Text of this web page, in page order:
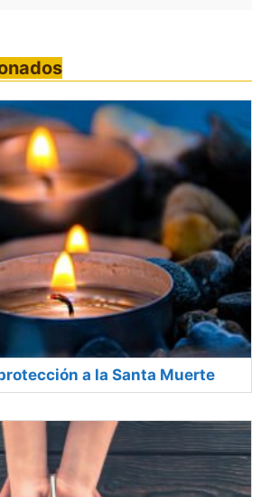
a la Santa Muerte